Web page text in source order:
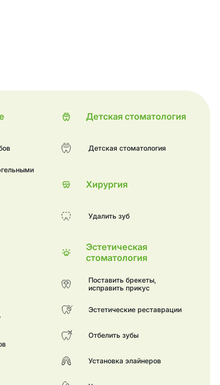
Детская стоматология
Детская стоматология
Хирургия
Удалить зуб
Эстетическая
стоматология
Поставить брекеты,
исправить прикус
Эстетические реставрации
Отбелить зубы
Установка элайнеров